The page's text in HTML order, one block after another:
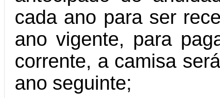
cada ano para ser
ano vigente, para
corrente, a camisa
ano seguinte;